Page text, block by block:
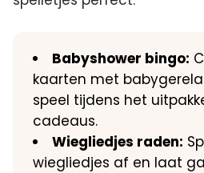
Babyshower bingo:
kaarten met
speel tijdens het
cadeaus.​
Wiegliedjes raden:
wiegliedjes af en laat